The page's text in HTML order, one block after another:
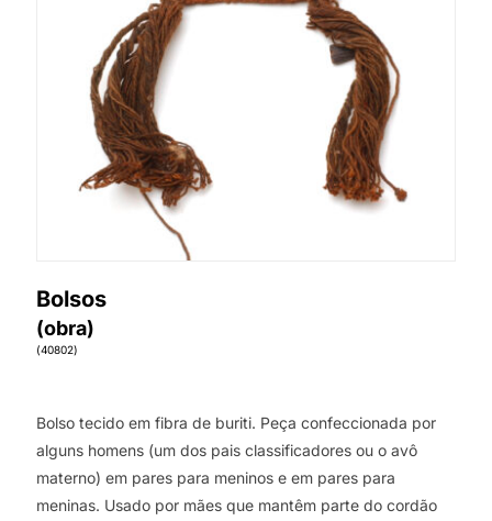
Bolsos
(obra)
(40802)
Bolso tecido em fibra de buriti. Peça confeccionada por
alguns homens (um dos pais classificadores ou o avô
materno) em pares para meninos e em pares para
meninas. Usado por mães que mantêm parte do cordão